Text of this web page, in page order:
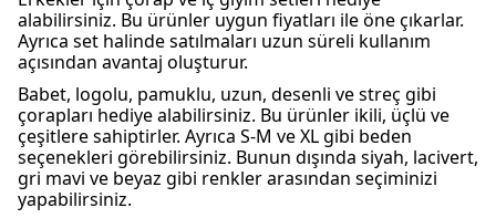
alabilirsiniz. Bu ürünler uygun fiyatları ile öne çıkarlar.
Ayrıca set halinde satılmaları uzun süreli kullanım
açısından avantaj oluşturur.
Babet, logolu, pamuklu, uzun, desenli ve streç gibi
çorapları hediye alabilirsiniz. Bu ürünler ikili, üçlü ve
çeşitlere sahiptirler. Ayrıca S-M ve XL gibi beden
seçenekleri görebilirsiniz. Bunun dışında siyah, lacivert,
gri mavi ve beyaz gibi renkler arasından seçiminizi
yapabilirsiniz.